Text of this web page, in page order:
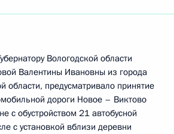
Вологодской области
Валентины Ивановны из города
области, предусматривало принятие
дороги Новое – Виктово
с обустройством 21 автобусной
с установкой вблизи деревни